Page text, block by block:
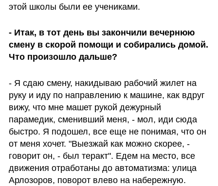
этой школы были ее учениками.
- Итак, в тот день вы закончили вечернюю
смену в скорой помощи и собирались домой.
Что произошло дальше?
- Я сдаю смену, накидываю рабочий жилет на
руку и иду по направлению к машине, как вдруг
вижу, что мне машет рукой дежурный
парамедик, сменивший меня, - мол, иди сюда
быстро. Я подошел, все еще не понимая, что он
от меня хочет. "Выезжай как можно скорее, -
говорит он, - был теракт". Едем на место, все
движения отработаны до автоматизма: улица
Арлозоров, поворот влево на набережную.